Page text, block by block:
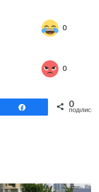
0
0
Поділитися0
ПОДІЛИСЬ